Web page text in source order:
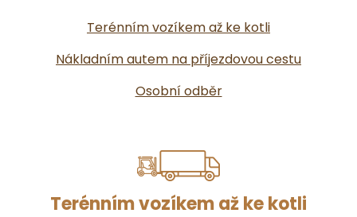
Terénním vozíkem až ke kotli
Nákladním autem na příjezdovou cestu
Osobní odběr
Terénním vozíkem až ke kotli